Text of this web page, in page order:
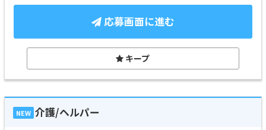
応募画面に進む
キープ
NEW 介護/ヘルパー